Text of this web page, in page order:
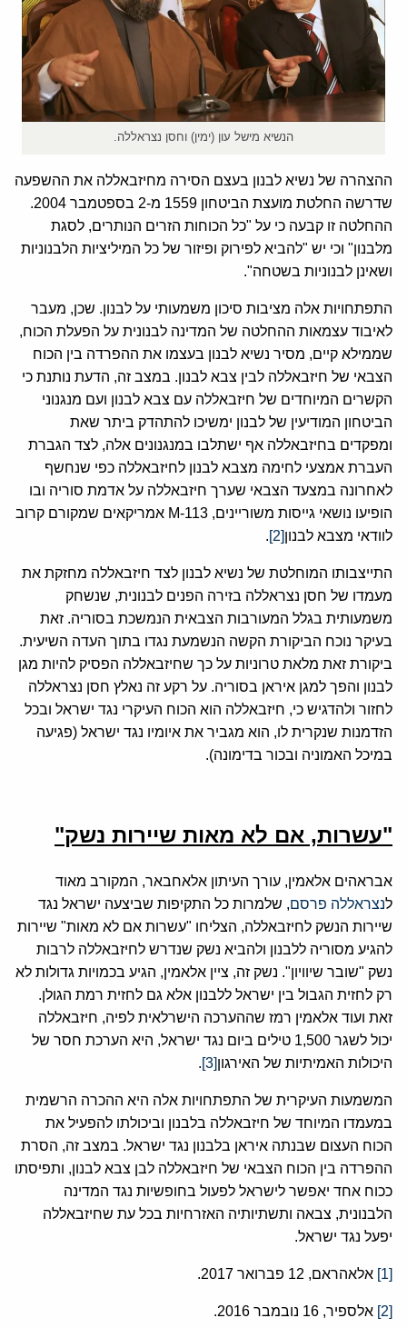
הנשיא מישל עון (ימין) וחסן נצראללה.
ההצהרה של נשיא לבנון בעצם הסירה מחיזבאללה את ההשפעה
שדרשה החלטת מועצת הביטחון 1559 מ-2 בספטמבר 2004.
ההחלטה זו קבעה כי על "כל הכוחות הזרים הנותרים, לסגת
מלבנון" וכי יש "להביא לפירוק ופיזור של כל המיליציות הלבנוניות
ושאינן לבנוניות בשטחה".
התפתחויות אלה מציבות סיכון משמעותי על לבנון. שכן, מעבר
לאיבוד עצמאות ההחלטה של המדינה לבנונית על הפעלת הכוח,
שממילא קיים, מסיר נשיא לבנון בעצמו את ההפרדה בין הכוח
הצבאי של חיזבאללה לבין צבא לבנון. במצב זה, הדעת נותנת כי
הקשרים המיוחדים של חיזבאללה עם צבא לבנון ועם מנגנוני
הביטחון המודיעין של לבנון ימשיכו להתהדק ביתר שאת
ומפקדים בחיזבאללה אף ישתלבו במנגנונים אלה, לצד הגברת
העברת אמצעי לחימה מצבא לבנון לחיזבאללה כפי שנחשף
לאחרונה במצעד הצבאי שערך חיזבאללה על אדמת סוריה ובו
הופיעו נושאי גייסות משוריינים, M-113 אמריקאים שמקורם קרוב
לוודאי מצבא לבנון[2]
.
התייצבותו המוחלטת של נשיא לבנון לצד חיזבאללה מחזקת את
מעמדו של חסן נצראללה בזירה הפנים לבנונית, שנשחק
משמעותית בגלל המעורבות הצבאית הנמשכת בסוריה. זאת
בעיקר נוכח הביקורת הקשה הנשמעת נגדו בתוך העדה השיעית.
ביקורת זאת מלאת טרוניות על כך שחיזבאללה הפסיק להיות מגן
לבנון והפך למגן איראן בסוריה. על רקע זה נאלץ חסן נצראללה
לחזור ולהדגיש כי, חיזבאללה הוא הכוח העיקרי נגד ישראל ובכל
הזדמנות שנקרית לו, הוא מגביר את איומיו נגד ישראל (פגיעה
במיכל האמוניה ובכור בדימונה).
"עשרות, אם לא מאות שיירות נשק"
אבראהים אלאמין, עורך העיתון אלאחבאר, המקורב מאוד
לנצראללה פרסם, שלמרות כל התקיפות שביצעה ישראל נגד
שיירות הנשק לחיזבאללה, הצליחו "עשרות אם לא מאות" שיירות
להגיע מסוריה ללבנון ולהביא נשק שנדרש לחיזבאללה לרבות
נשק "שובר שיוויון". נשק זה, ציין אלאמין, הגיע בכמויות גדולות לא
רק לחזית הגבול בין ישראל ללבנון אלא גם לחזית רמת הגולן.
זאת ועוד אלאמין רמז שההערכה הישרלאית לפיה, חיזבאללה
יכול לשגר 1,500 טילים ביום נגד ישראל, היא הערכת חסר של
היכולות האמיתיות של האירגון[3]
.
המשמעות העיקרית של התפתחויות אלה היא ההכרה הרשמית
במעמדו המיוחד של חיזבאללה בלבנון וביכולתו להפעיל את
הכוח העצום שבנתה איראן בלבנון נגד ישראל. במצב זה, הסרת
ההפרדה בין הכוח הצבאי של חיזבאללה לבן צבא לבנון, ותפיסתו
ככוח אחד יאפשר לישראל לפעול בחופשיות נגד המדינה
הלבנונית, צבאה ותשתיותיה האזרחיות בכל עת שחיזבאללה
יפעל נגד ישראל.
[1] אלאהראם, 12 פברואר 2017.
[2] אלספיר, 16 נובמבר 2016.